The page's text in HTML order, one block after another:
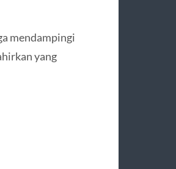
mendampingi
yang